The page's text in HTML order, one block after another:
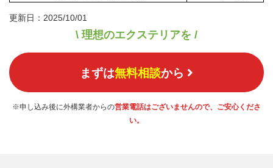
更新日：2025/10/01
\ 理想のエクステリアを /
まずは無料相談から
※申し込み後に外構業者からの営業電話はございませんので、ご安心くださ
い。